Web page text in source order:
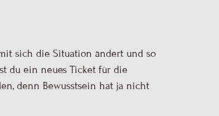
sich die Situation ändert und so
du ein neues Ticket für die
denn Bewusstsein hat ja nicht